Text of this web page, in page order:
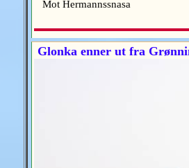
Mot Hermannssnasa
Glonka enner ut fra